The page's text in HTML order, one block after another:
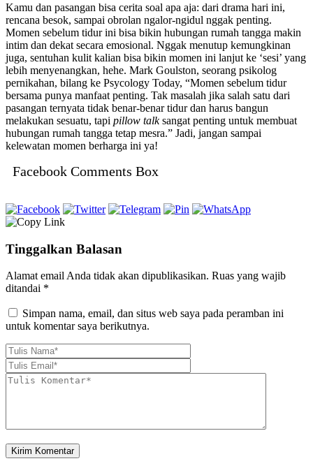
Kamu dan pasangan bisa cerita soal apa aja: dari drama hari ini,
rencana besok, sampai obrolan ngalor-ngidul nggak penting.
Momen sebelum tidur ini bisa bikin hubungan rumah tangga makin
intim dan dekat secara emosional. Nggak menutup kemungkinan
juga, sentuhan kulit kalian bisa bikin momen ini lanjut ke ‘sesi’ yang
lebih menyenangkan, hehe. Mark Goulston, seorang psikolog
pernikahan, bilang ke Psycology Today, “Momen sebelum tidur
bersama punya manfaat penting. Tak masalah jika salah satu dari
pasangan ternyata tidak benar-benar tidur dan harus bangun
melakukan sesuatu, tapi pillow talksangat penting untuk membuat
hubungan rumah tangga tetap mesra.” Jadi, jangan sampai
kelewatan momen berharga ini ya!
Facebook Comments Box
Tinggalkan Balasan
Alamat email Anda tidak akan dipublikasikan. Ruas yang wajib
ditandai *
Simpan nama, email, dan situs web saya pada peramban ini
untuk komentar saya berikutnya.